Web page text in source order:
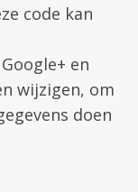
code kan
en
wijzigen, om
doen